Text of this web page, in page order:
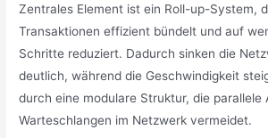
Zentrales Element ist ein Roll-up-System,
Transaktionen effizient bündelt und auf
Schritte reduziert. Dadurch sinken die
deutlich, während die Geschwindigkeit
durch eine modulare Struktur, die parallele
Warteschlangen im Netzwerk vermeidet.